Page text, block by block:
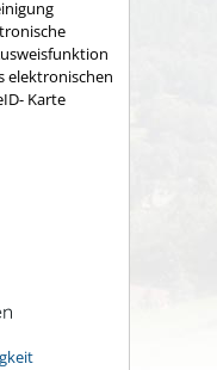
elektronischen
Karte